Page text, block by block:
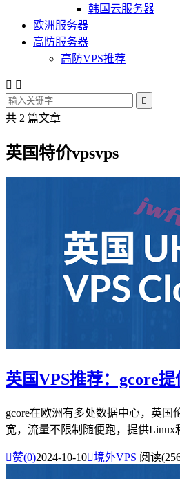
韩国云服务器
欧洲服务器
高防服务器
高防VPS推荐
 

共 2 篇文章
英国特价vpsvps
英国VPS推荐：gcore
gcore在欧洲有多处数据中心，英
宽，流量不限制随便跑，提供Linux
赞(0)2024-10-10境外VPS 阅读